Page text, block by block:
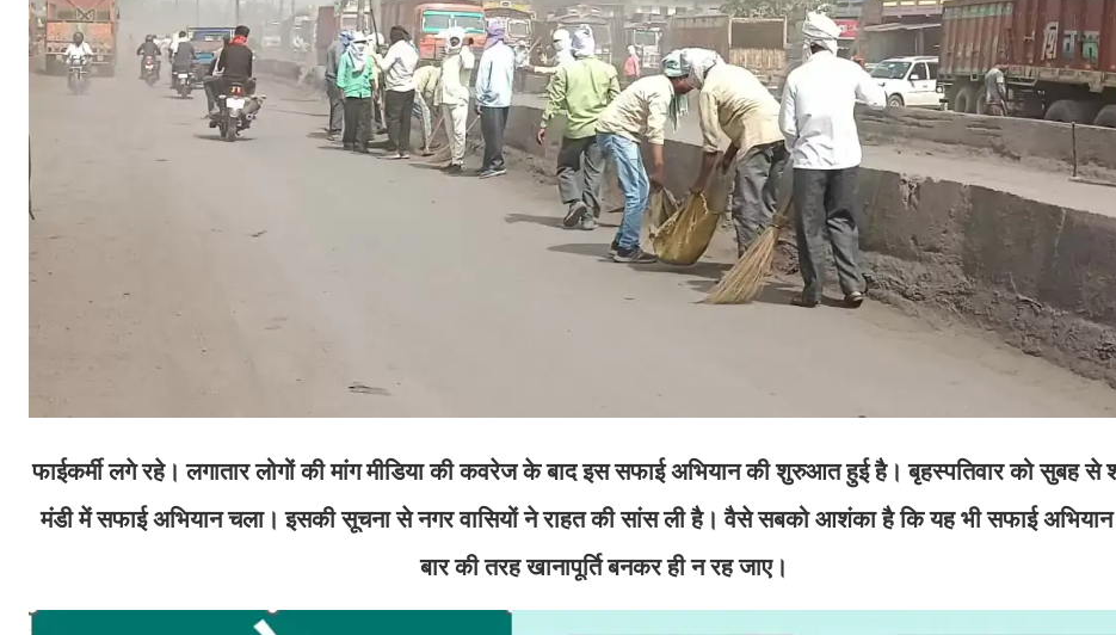
फाईकर्मी लगे रहे। लगातार लोगों की मांग मीडिया की कवरेज के बाद इस सफाई अभियान की शुरुआत हुई है। बृहस्पतिवार को सुबह से
मंडी में सफाई अभियान चला। इसकी सूचना से नगर वासियों ने राहत की सांस ली है। वैसे सबको आशंका है कि यह भी सफाई
बार की तरह खानापूर्ति बनकर ही न रह जाए।